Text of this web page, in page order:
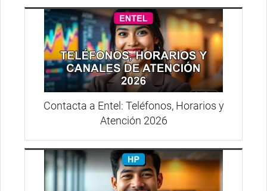
Contacta a Entel: Teléfonos, Horarios y
Atención 2026